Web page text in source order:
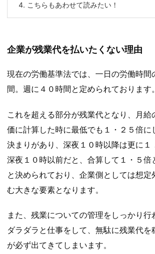
4. こちらもあわせて読みたい！
企業が残業代を払いたくない理由
現在の労働基準法では、一日の労働時間
間。週に４０時間と定められております。
これを超える部分が残業代となり、月給
価に計算した時に最低でも１・２５倍に
決まりがあり、深夜１０時以降は更に１
深夜１０時以前だと、合算して１・５倍
と決められており、企業側としては想定
む大きな要素となります。
また、残業についての管理をしっかり行
ダラダラと仕事をして、無駄に残業代を
が必ず出てきてしまいます。